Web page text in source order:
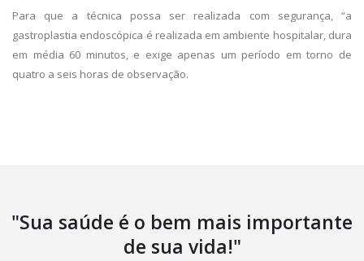
Para que a técnica possa ser realizada com segurança, “a
gastroplastia endoscópica é realizada em ambiente hospitalar, dura
em média 60 minutos, e exige apenas um período em torno de
quatro a seis horas de observação.
"Sua saúde é o bem mais importante
de sua vida!"